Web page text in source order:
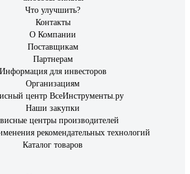
Что улучшить?
Контакты
О Компании
Поставщикам
Партнерам
Информация для инвесторов
Организациям
центр ВсеИнструменты.ру
Наши закупки
центры производителей
рекомендательных технологий
Каталог товаров